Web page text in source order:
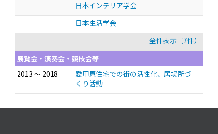
日本インテリア学会
日本生活学会
全件表示（7件）
展覧会・演奏会・競技会等
2013 ～ 2018
愛甲原住宅での街の活性化、居場所づ
くり活動